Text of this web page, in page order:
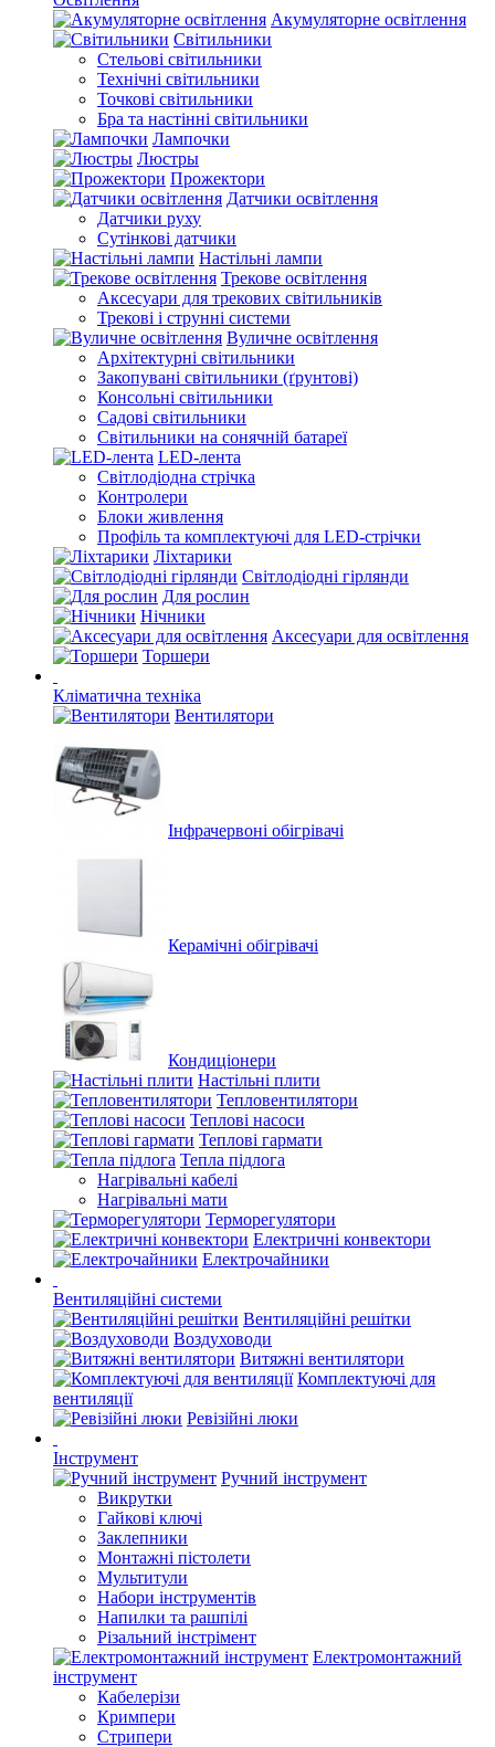
Акумуляторне освітлення
Світильники
Стельові світильники
Технічні світильники
Точкові світильники
Бра та настінні світильники
Лампочки
Люстры
Прожектори
Датчики освітлення
Датчики руху
Сутінкові датчики
Настільні лампи
Трекове освітлення
Аксесуари для трекових світильників
Трекові і струнні системи
Вуличне освітлення
Архітектурні світильники
Закопувані світильники (ґрунтові)
Консольні світильники
Садові світильники
Світильники на сонячній батареї
LED-лента
Світлодіодна стрічка
Контролери
Блоки живлення
Профіль та комплектуючі для LED-стрічки
Ліхтарики
Світлодіодні гірлянди
Для рослин
Нічники
Аксесуари для освітлення
Торшери
Кліматична техніка
Вентилятори
Інфрачервоні обігрівачі
Керамічні обігрівачі
Кондиціонери
Настільні плити
Тепловентилятори
Теплові насоси
Теплові гармати
Тепла підлога
Нагрівальні кабелі
Нагрівальні мати
Терморегулятори
Електричні конвектори
Електрочайники
Вентиляційні системи
Вентиляційні решітки
Воздуховоди
Витяжні вентилятори
Комплектуючі для
вентиляції
Ревізійні люки
Інструмент
Ручний інструмент
Викрутки
Гайкові ключі
Заклепники
Монтажні пістолети
Мультитули
Набори інструментів
Напилки та рашпілі
Різальний інстрімент
Електромонтажний
інструмент
Кабелерізи
Кримпери
Стрипери